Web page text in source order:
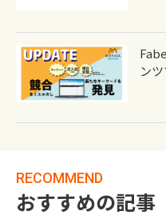
ン
RECOMMEND
おすすめの記事